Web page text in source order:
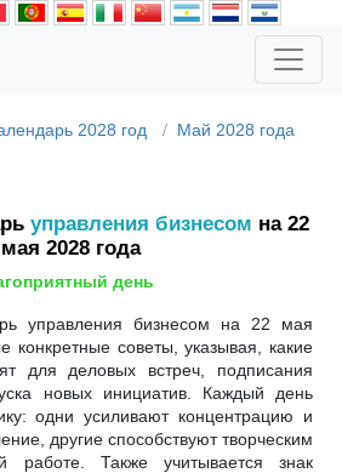
2028 год
Май 2028 года
управления бизнесом на 22
мая 2028 года
день
управления бизнесом на 22 мая
конкретные советы, указывая, какие
для деловых встреч, подписания
новых инициатив. Каждый день
одни усиливают концентрацию и
другие способствуют творческим
работе. Также учитывается знак